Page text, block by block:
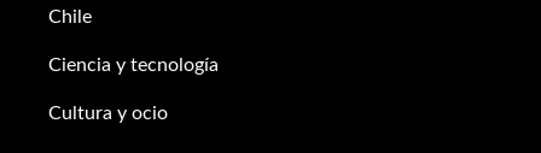
Chile
Ciencia y tecnología
Cultura y ocio